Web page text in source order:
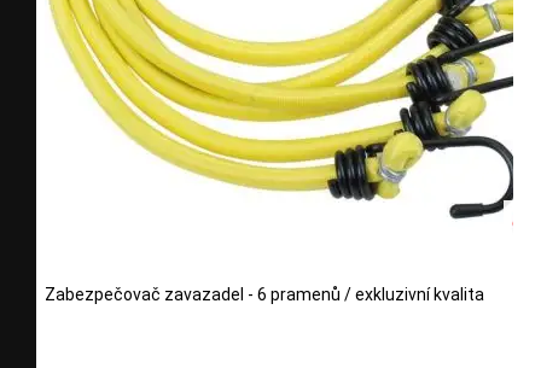
Zabezpečovač zavazadel - 6 pramenů / exkluzivní kvalita